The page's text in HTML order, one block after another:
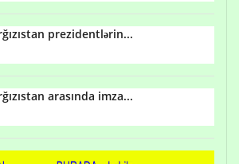
prezidentlərin...
arasında imza...